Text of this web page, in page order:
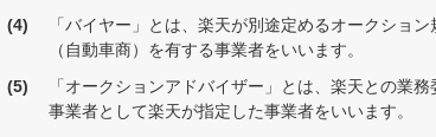
「バイヤー」とは、楽天が別途定めるオークショ
（自動車商）を有する事業者をいいます。
「オークションアドバイザー」とは、楽天との業
事業者として楽天が指定した事業者をいいます。